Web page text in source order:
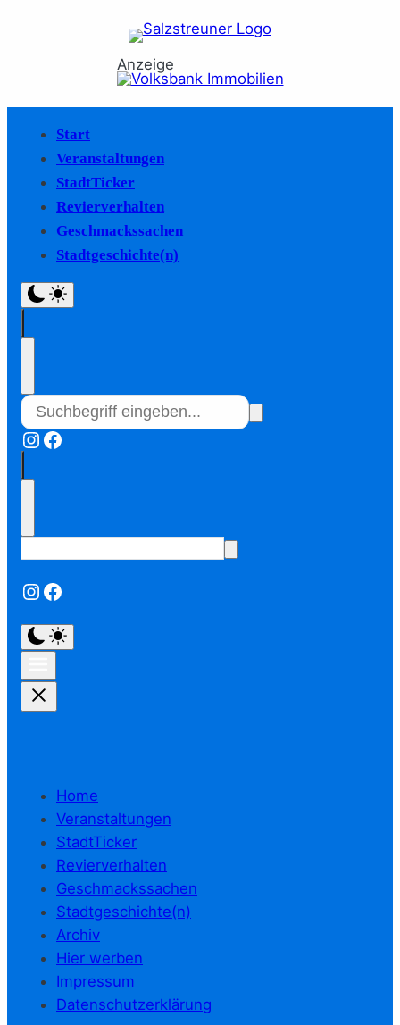
Anzeige
Start
Veranstaltungen
StadtTicker
Revierverhalten
Geschmackssachen
Stadtgeschichte(n)
Instagram
Facebook
Instagram
Facebook
Home
Veranstaltungen
StadtTicker
Revierverhalten
Geschmackssachen
Stadtgeschichte(n)
Archiv
Hier werben
Impressum
Datenschutzerklärung